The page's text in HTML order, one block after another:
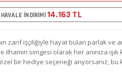
İNDİRİMİ 14.163 TL
zarif işçiliğiyle hayat bulan parlak ve
simgesi olarak her anınıza ışık
bir hediye seçeneği arıyorsanız, bu